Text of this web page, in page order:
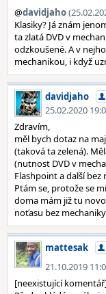
@davidjaho
Klasiky? Já znám
ta zlatá DVD v
odzkoušené. A v
mechanikou, i když
davidjaho
25.02.2020
Zdravím,
měl bych dotaz na
(taková ta zelená).
(nutnost DVD v
Flashpoint a další bez
Ptám se, protože se
doma mám již tu
noťasu bez
mattesak
21.10.2019
[neexistující